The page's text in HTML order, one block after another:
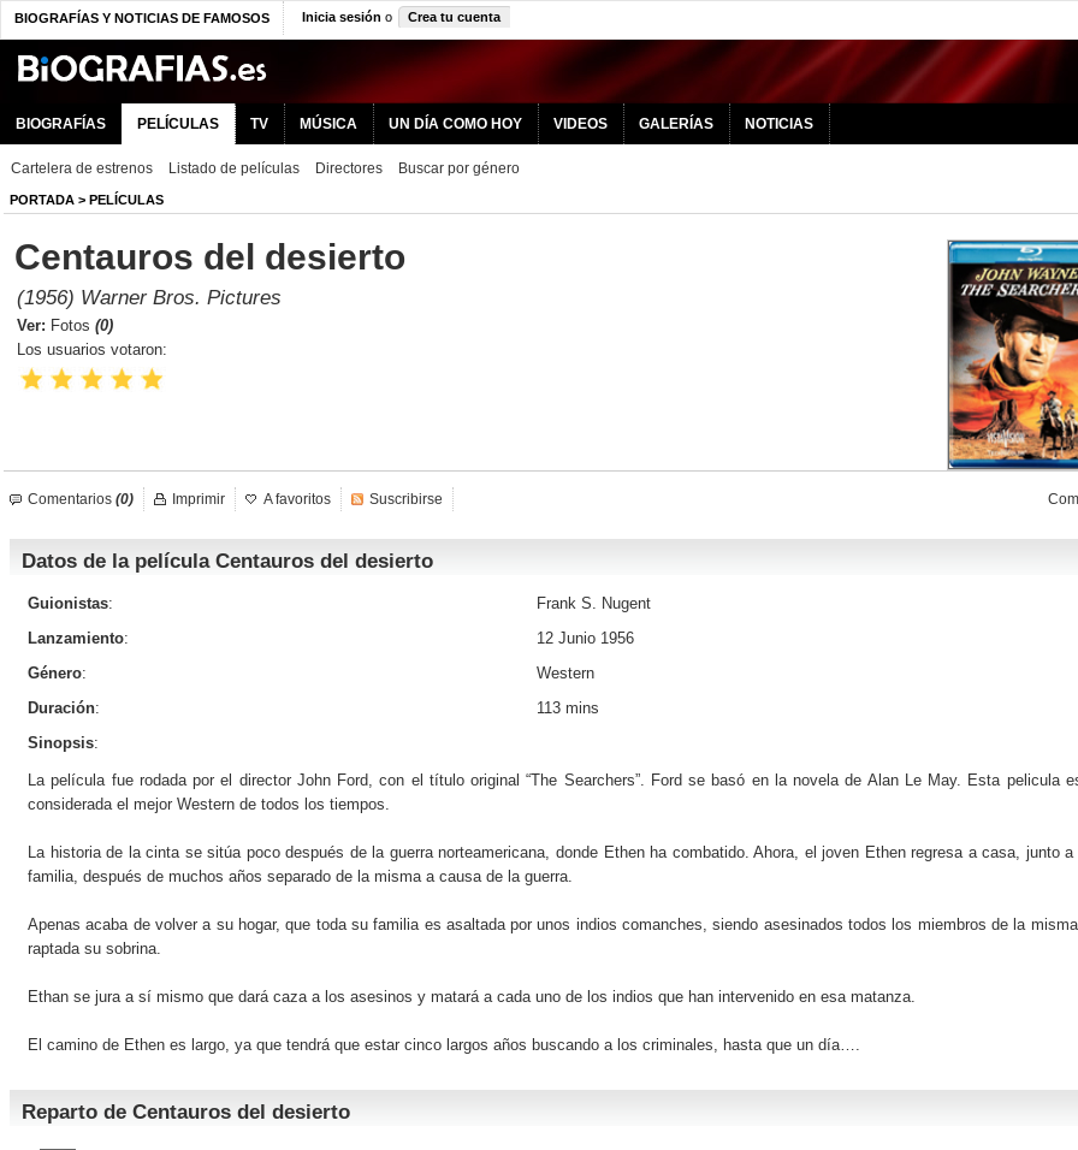
BIOGRAFÍAS Y NOTICIAS DE FAMOSOS Inicia sesión o Crea tu cuenta
BIOGRAFÍAS PELÍCULAS TV MÚSICA UN DÍA COMO HOY VIDEOS GALERÍAS NOTICIAS
Cartelera de estrenos Listado de películas Directores Buscar por género
PORTADA > PELÍCULAS
Centauros del desierto
(1956) Warner Bros. Pictures
Ver: Fotos (0)
Los usuarios votaron:
Comentarios (0) Imprimir A favoritos Suscribirse
Datos de la película Centauros del desierto
Guionistas:
Frank S. Nugent
Lanzamiento:
12 Junio 1956
Género:
Western
Duración:
113 mins
Sinopsis:
La película fue rodada por el director John Ford, con el título original “The Searchers”. Ford se basó en la novela de Alan Le May. Esta pelicula
considerada el mejor Western de todos los tiempos.
La historia de la cinta se sitúa poco después de la guerra norteamericana, donde Ethen ha combatido. Ahora, el joven Ethen regresa a casa, junto a
familia, después de muchos años separado de la misma a causa de la guerra.
Apenas acaba de volver a su hogar, que toda su familia es asaltada por unos indios comanches, siendo asesinados todos los miembros de la
raptada su sobrina.
Ethan se jura a sí mismo que dará caza a los asesinos y matará a cada uno de los indios que han intervenido en esa matanza.
El camino de Ethen es largo, ya que tendrá que estar cinco largos años buscando a los criminales, hasta que un día….
Reparto de Centauros del desierto